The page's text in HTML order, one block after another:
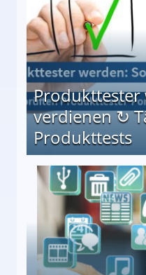
Produkttester
verdienen ↻
Produkttests
↻ Täglich neue